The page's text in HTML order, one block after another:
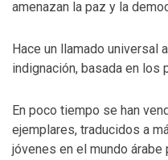
amenazan la paz y la
Hace un llamado universal
indignación, basada en los
En poco tiempo se han
ejemplares, traducidos a
jóvenes en el mundo